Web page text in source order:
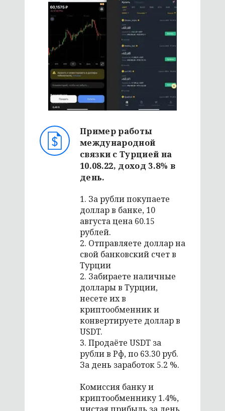
Пример работы
международной
связки с Турцией на
10.08.22, доход 3.8% в
день.
1. За рубли покупаете
доллар в банке, 10
августа цена 60.15
рублей.
2. Отправляете доллар на
свой банковский счет в
Турции
2. Забираете наличные
доллары в Турции,
несете их в
криптообменник и
конвертируете доллар в
USDT.
3. Продаёте USDT за
рубли в Рф, по 63.30 руб.
За день заработок 5.2 %.
Комиссия банку и
криптообменнику 1.4%,